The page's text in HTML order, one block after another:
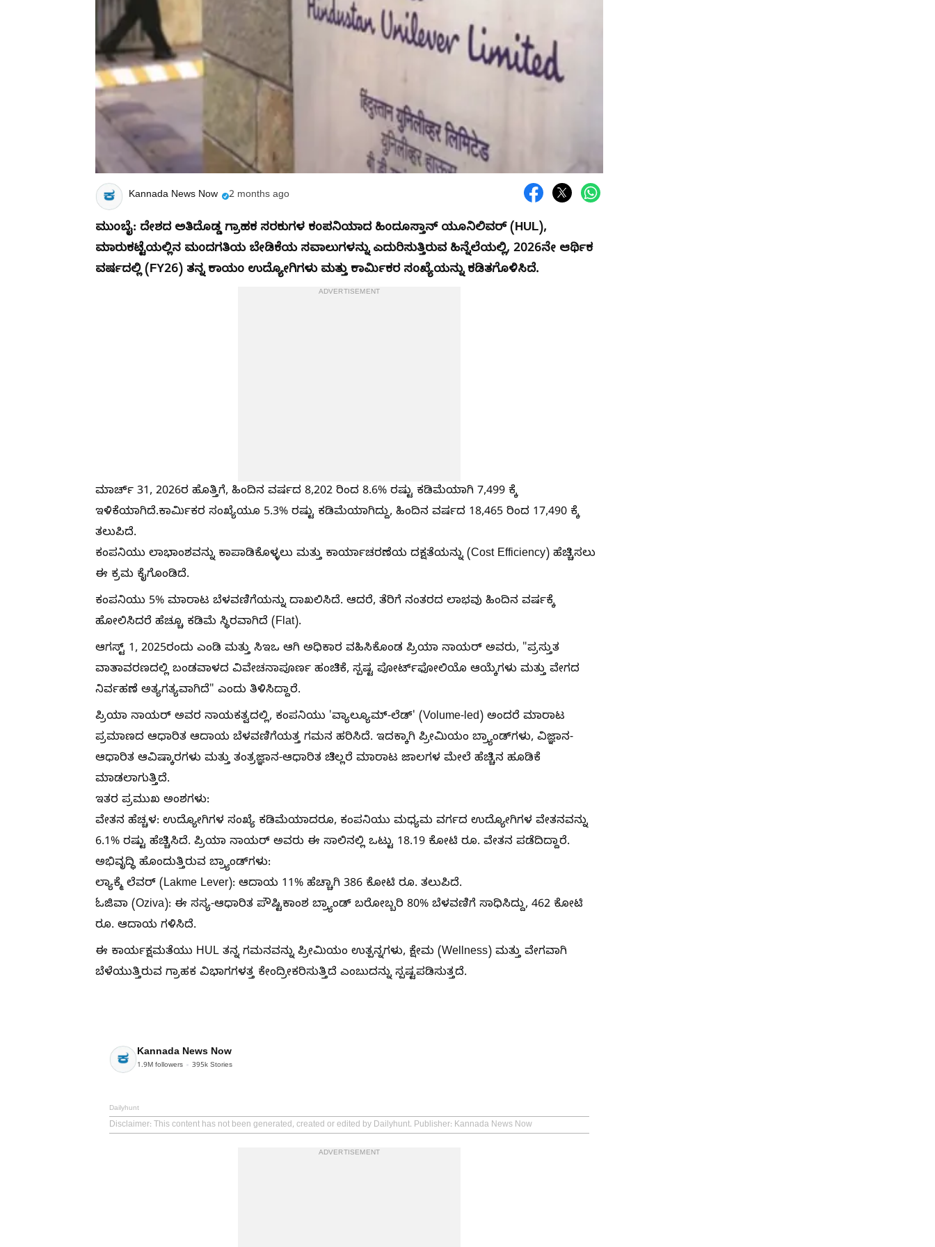
Kannada News Now 2 months ago
​ಮುಂಬೈ: ದೇಶದ ಅತಿದೊಡ್ಡ ಗ್ರಾಹಕ ಸರಕುಗಳ ಕಂಪನಿಯಾದ ಹಿಂದೂಸ್ತಾನ್ ಯೂನಿಲಿವರ್ (HUL),
ಮಾರುಕಟ್ಟೆಯಲ್ಲಿನ ಮಂದಗತಿಯ ಬೇಡಿಕೆಯ ಸವಾಲುಗಳನ್ನು ಎದುರಿಸುತ್ತಿರುವ ಹಿನ್ನೆಲೆಯಲ್ಲಿ, 2026ನೇ ಆರ್ಥಿಕ
ವರ್ಷದಲ್ಲಿ (FY26) ತನ್ನ ಕಾಯಂ ಉದ್ಯೋಗಿಗಳು ಮತ್ತು ಕಾರ್ಮಿಕರ ಸಂಖ್ಯೆಯನ್ನು ಕಡಿತಗೊಳಿಸಿದೆ.
ADVERTISEMENT
ಮಾರ್ಚ್ 31, 2026ರ ಹೊತ್ತಿಗೆ, ಹಿಂದಿನ ವರ್ಷದ 8,202 ರಿಂದ 8.6% ರಷ್ಟು ಕಡಿಮೆಯಾಗಿ 7,499 ಕ್ಕೆ
ಇಳಿಕೆಯಾಗಿದೆ.ಕಾರ್ಮಿಕರ ಸಂಖ್ಯೆಯೂ 5.3% ರಷ್ಟು ಕಡಿಮೆಯಾಗಿದ್ದು, ಹಿಂದಿನ ವರ್ಷದ 18,465 ರಿಂದ 17,490 ಕ್ಕೆ
ತಲುಪಿದೆ.
​ಕಂಪನಿಯು ಲಾಭಾಂಶವನ್ನು ಕಾಪಾಡಿಕೊಳ್ಳಲು ಮತ್ತು ಕಾರ್ಯಾಚರಣೆಯ ದಕ್ಷತೆಯನ್ನು (Cost Efficiency) ಹೆಚ್ಚಿಸಲು
ಈ ಕ್ರಮ ಕೈಗೊಂಡಿದೆ.
ಕಂಪನಿಯು 5% ಮಾರಾಟ ಬೆಳವಣಿಗೆಯನ್ನು ದಾಖಲಿಸಿದೆ. ಆದರೆ, ತೆರಿಗೆ ನಂತರದ ಲಾಭವು ಹಿಂದಿನ ವರ್ಷಕ್ಕೆ
ಹೋಲಿಸಿದರೆ ಹೆಚ್ಚೂ ಕಡಿಮೆ ಸ್ಥಿರವಾಗಿದೆ (Flat).
ಆಗಸ್ಟ್ 1, 2025ರಂದು ಎಂಡಿ ಮತ್ತು ಸಿಇಒ ಆಗಿ ಅಧಿಕಾರ ವಹಿಸಿಕೊಂಡ ಪ್ರಿಯಾ ನಾಯರ್ ಅವರು, "ಪ್ರಸ್ತುತ
ವಾತಾವರಣದಲ್ಲಿ ಬಂಡವಾಳದ ವಿವೇಚನಾಪೂರ್ಣ ಹಂಚಿಕೆ, ಸ್ಪಷ್ಟ ಪೋರ್ಟ್‌ಫೋಲಿಯೊ ಆಯ್ಕೆಗಳು ಮತ್ತು ವೇಗದ
ನಿರ್ವಹಣೆ ಅತ್ಯಗತ್ಯವಾಗಿದೆ" ಎಂದು ತಿಳಿಸಿದ್ದಾರೆ.
​ಪ್ರಿಯಾ ನಾಯರ್ ಅವರ ನಾಯಕತ್ವದಲ್ಲಿ, ಕಂಪನಿಯು 'ವ್ಯಾಲ್ಯೂಮ್-ಲೆಡ್' (Volume-led) ಅಂದರೆ ಮಾರಾಟ
ಪ್ರಮಾಣದ ಆಧಾರಿತ ಆದಾಯ ಬೆಳವಣಿಗೆಯತ್ತ ಗಮನ ಹರಿಸಿದೆ. ಇದಕ್ಕಾಗಿ ಪ್ರೀಮಿಯಂ ಬ್ರ್ಯಾಂಡ್‌ಗಳು, ವಿಜ್ಞಾನ-
ಆಧಾರಿತ ಆವಿಷ್ಕಾರಗಳು ಮತ್ತು ತಂತ್ರಜ್ಞಾನ-ಆಧಾರಿತ ಚಿಲ್ಲರೆ ಮಾರಾಟ ಜಾಲಗಳ ಮೇಲೆ ಹೆಚ್ಚಿನ ಹೂಡಿಕೆ
ಮಾಡಲಾಗುತ್ತಿದೆ.
​ಇತರ ಪ್ರಮುಖ ಅಂಶಗಳು:
​ವೇತನ ಹೆಚ್ಚಳ: ಉದ್ಯೋಗಿಗಳ ಸಂಖ್ಯೆ ಕಡಿಮೆಯಾದರೂ, ಕಂಪನಿಯು ಮಧ್ಯಮ ವರ್ಗದ ಉದ್ಯೋಗಿಗಳ ವೇತನವನ್ನು
6.1% ರಷ್ಟು ಹೆಚ್ಚಿಸಿದೆ. ಪ್ರಿಯಾ ನಾಯರ್ ಅವರು ಈ ಸಾಲಿನಲ್ಲಿ ಒಟ್ಟು 18.19 ಕೋಟಿ ರೂ. ವೇತನ ಪಡೆದಿದ್ದಾರೆ.
​ಅಭಿವೃದ್ಧಿ ಹೊಂದುತ್ತಿರುವ ಬ್ರ್ಯಾಂಡ್‌ಗಳು:
​ಲ್ಯಾಕ್ಮೆ ಲೆವರ್ (Lakme Lever): ಆದಾಯ 11% ಹೆಚ್ಚಾಗಿ 386 ಕೋಟಿ ರೂ. ತಲುಪಿದೆ.
​ಓಜಿವಾ (Oziva): ಈ ಸಸ್ಯ-ಆಧಾರಿತ ಪೌಷ್ಟಿಕಾಂಶ ಬ್ರ್ಯಾಂಡ್ ಬರೋಬ್ಬರಿ 80% ಬೆಳವಣಿಗೆ ಸಾಧಿಸಿದ್ದು, 462 ಕೋಟಿ
ರೂ. ಆದಾಯ ಗಳಿಸಿದೆ.
ಈ ಕಾರ್ಯಕ್ಷಮತೆಯು HUL ತನ್ನ ಗಮನವನ್ನು ಪ್ರೀಮಿಯಂ ಉತ್ಪನ್ನಗಳು, ಕ್ಷೇಮ (Wellness) ಮತ್ತು ವೇಗವಾಗಿ
ಬೆಳೆಯುತ್ತಿರುವ ಗ್ರಾಹಕ ವಿಭಾಗಗಳತ್ತ ಕೇಂದ್ರೀಕರಿಸುತ್ತಿದೆ ಎಂಬುದನ್ನು ಸ್ಪಷ್ಟಪಡಿಸುತ್ತದೆ.
Kannada News Now
1.9M followers 395k Stories
Dailyhunt
Disclaimer: This content has not been generated, created or edited by Dailyhunt. Publisher: Kannada News Now
ADVERTISEMENT